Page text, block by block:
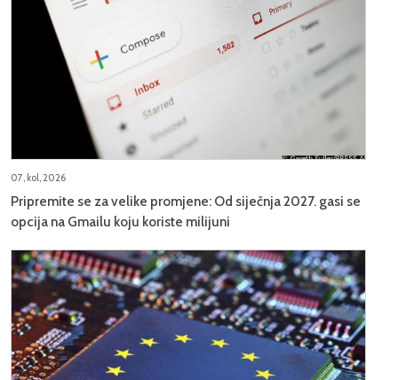
07, kol, 2026
Pripremite se za velike promjene: Od siječnja 2027. gasi se
opcija na Gmailu koju koriste milijuni